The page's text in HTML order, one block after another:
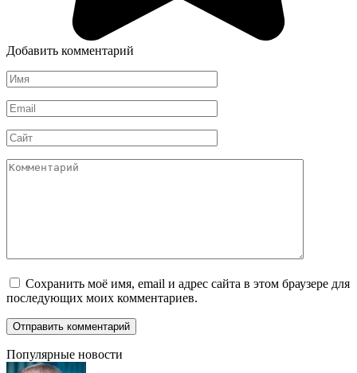
Добавить комментарий
Имя
*
Email
*
Сайт
Комментарий
Сохранить моё имя, email и адрес сайта в этом браузере для
последующих моих комментариев.
Популярные новости